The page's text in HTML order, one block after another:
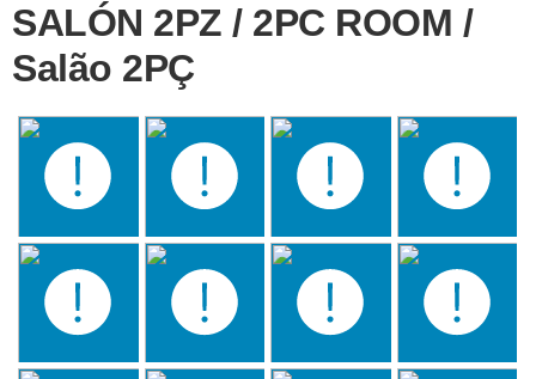
SALÓN 2PZ / 2PC ROOM /
Salão 2PÇ